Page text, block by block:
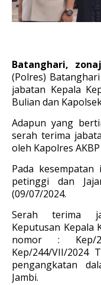
Batanghari,
(Polres)
jabatan Kepala
Bulian dan
Adapun yang
serah terima
oleh Kapolres
Pada
petinggi dan
(09/07/2024.
Serah terima
Keputusan Kepala
nomor : Kep/
Kep/244/VII/2024
pengangkatan
Jambi.